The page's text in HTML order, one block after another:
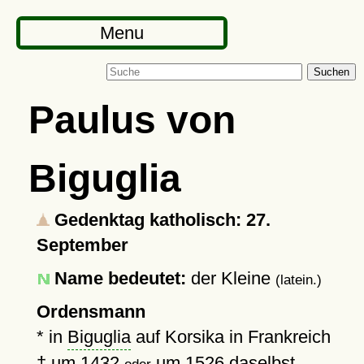
Menu
Suchen
Paulus von
Biguglia
Gedenktag katholisch: 27.
September
Name bedeutet: der Kleine (latein.)
Ordensmann
* in Bigugliaauf Korsika in Frankreich